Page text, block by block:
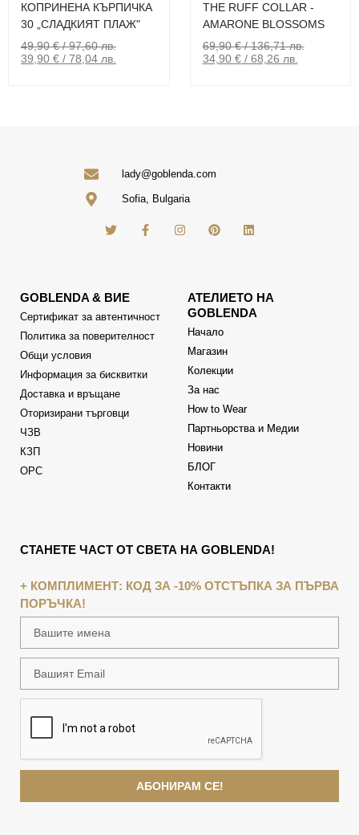
КОПРИНЕНА КЪРПИЧКА
30 „СЛАДКИЯТ ПЛАЖ"
49,90€/ 97,60 лв.
39,90 € / 78,04 лв.
THE RUFF COLLAR -
AMARONE BLOSSOMS
69,90€/ 136,71 лв.
34,90 €/ 68,26 лв.
lady@goblenda.com
Sofia, Bulgaria
GOBLENDA & ВИЕ
Сертификат за автентичност
Политика за поверителност
Общи условия
Информация за бисквитки
Доставка и връщане
Оторизирани търговци
ЧЗВ
КЗП
ОРС
АТЕЛИЕТО НА
GOBLENDA
Начало
Магазин
Колекции
За нас
How to Wear
Партньорства и Медии
Новини
БЛОГ
Контакти
СТАНЕТЕ ЧАСТ ОТ СВЕТА НА GOBLENDA!
+ КОМПЛИМЕНТ: КОД ЗА -10% ОТСТЪПКА ЗА ПЪРВА
ПОРЪЧКА!
АБОНИРАМ СЕ!